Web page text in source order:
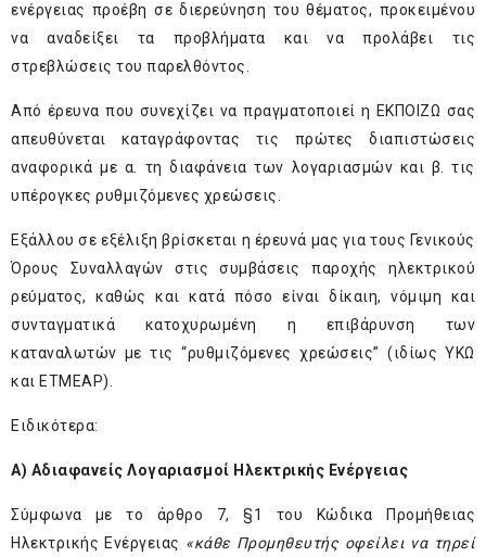
ενέργειας προέβη σε διερεύνηση του θέματος, προκειμένου
να αναδείξει τα προβλήματα και να προλάβει τις
στρεβλώσεις του παρελθόντος.
Από έρευνα που συνεχίζει να πραγματοποιεί η ΕΚΠΟΙΖΩ σας
απευθύνεται καταγράφοντας τις πρώτες διαπιστώσεις
αναφορικά με α. τη διαφάνεια των λογαριασμών και β. τις
υπέρογκες ρυθμιζόμενες χρεώσεις.
Εξάλλου σε εξέλιξη βρίσκεται η έρευνά μας για τους Γενικούς
Όρους Συναλλαγών στις συμβάσεις παροχής ηλεκτρικού
ρεύματος, καθώς και κατά πόσο είναι δίκαιη, νόμιμη και
συνταγματικά κατοχυρωμένη η επιβάρυνση των
καταναλωτών με τις “ρυθμιζόμενες χρεώσεις” (ιδίως ΥΚΩ
και ΕΤΜΕΑΡ).
Ειδικότερα:
Α) Αδιαφανείς Λογαριασμοί Ηλεκτρικής Ενέργειας
Σύμφωνα με το άρθρο 7, §1 του Κώδικα Προμήθειας
Ηλεκτρικής Ενέργειας «κάθε Προμηθευτής οφείλει να τηρεί